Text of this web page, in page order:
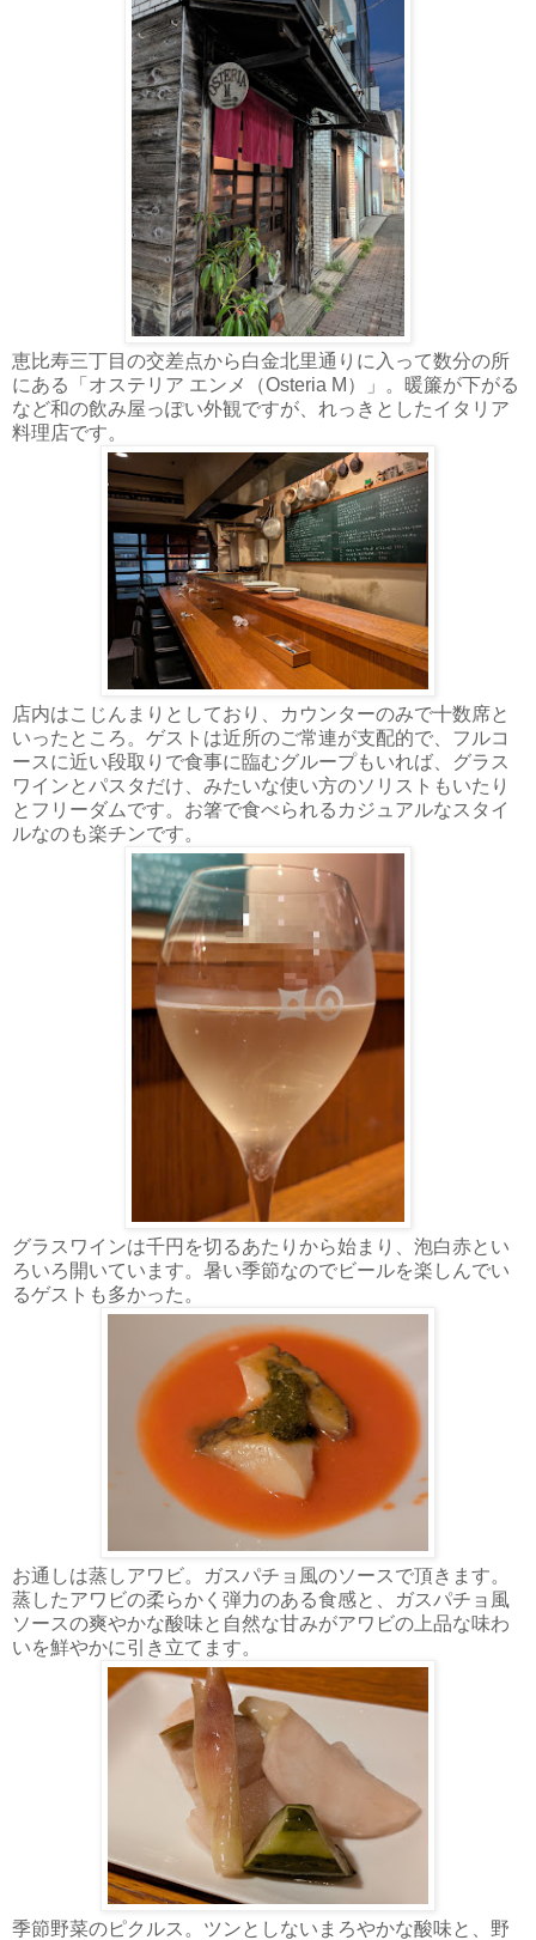
恵比寿三丁目の交差点から白金北里通りに入って数分の所
にある「オステリア エンメ（Osteria M）」。暖簾が下がる
など和の飲み屋っぽい外観ですが、れっきとしたイタリア
料理店です。
店内はこじんまりとしており、カウンターのみで十数席と
いったところ。ゲストは近所のご常連が支配的で、フルコ
ースに近い段取りで食事に臨むグループもいれば、グラス
ワインとパスタだけ、みたいな使い方のソリストもいたり
とフリーダムです。お箸で食べられるカジュアルなスタイ
ルなのも楽チンです。
グラスワインは千円を切るあたりから始まり、泡白赤とい
ろいろ開いています。暑い季節なのでビールを楽しんでい
るゲストも多かった。
お通しは蒸しアワビ。ガスパチョ風のソースで頂きます。
蒸したアワビの柔らかく弾力のある食感と、ガスパチョ風
ソースの爽やかな酸味と自然な甘みがアワビの上品な味わ
いを鮮やかに引き立てます。
季節野菜のピクルス。ツンとしないまろやかな酸味と、野